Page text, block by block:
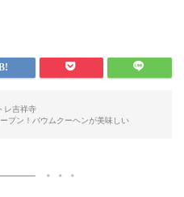
レ吉祥寺
プン！バウムクーヘンが美味しい